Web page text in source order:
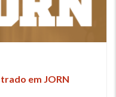
em JORN